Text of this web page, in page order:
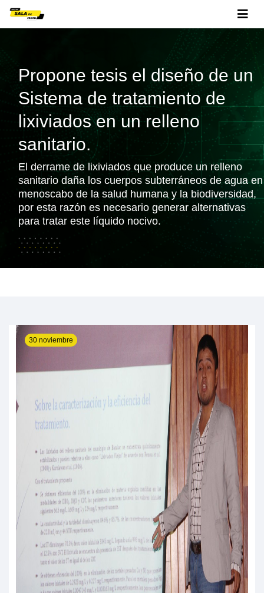
Propone tesis el diseño de un
Sistema de tratamiento de
lixiviados en un relleno
sanitario.
El derrame de lixiviados que produce un relleno
sanitario daña los cuerpos subterráneos de agua en
menoscabo de la salud humana y la biodiversidad,
por esta razón es necesario generar alternativas
para tratar este líquido nocivo.
30 noviembre